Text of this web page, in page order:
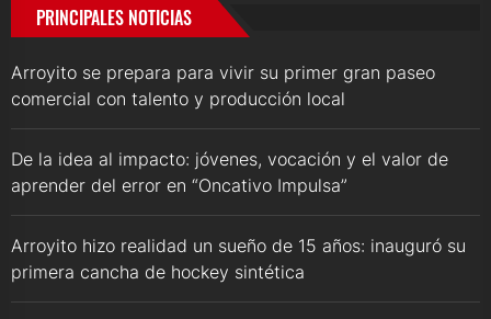
PRINCIPALES NOTICIAS
Arroyito se prepara para vivir su primer gran paseo
comercial con talento y producción local
De la idea al impacto: jóvenes, vocación y el valor de
aprender del error en “Oncativo Impulsa”
Arroyito hizo realidad un sueño de 15 años: inauguró su
primera cancha de hockey sintética